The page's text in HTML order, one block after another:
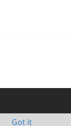
Got it